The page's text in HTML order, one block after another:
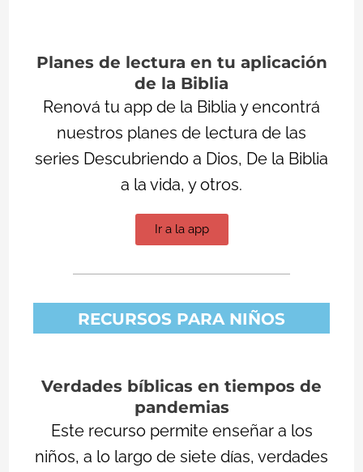
Planes de lectura en tu aplicación
de la Biblia
Renová tu app de la Biblia y encontrá
nuestros planes de lectura de las
series Descubriendo a Dios, De la Biblia
a la vida, y otros.
Ir a la app
RECURSOS PARA NIÑOS
Verdades bíblicas en tiempos de
pandemias
Este recurso permite enseñar a los
niños, a lo largo de siete días, verdades